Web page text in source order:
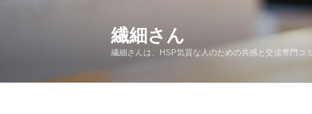
繊細さん
繊細さんは、HSP気質な人のための共感と交流専門コ